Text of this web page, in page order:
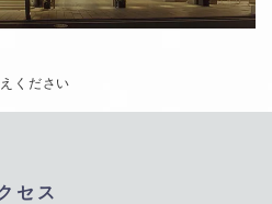
ください
セス